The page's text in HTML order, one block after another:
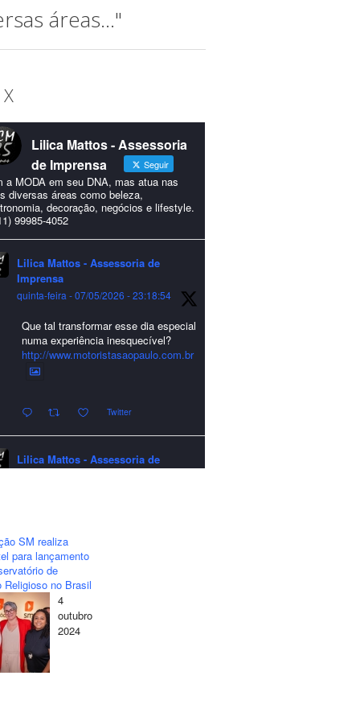
áreas..."
Lilica Mattos - Assessoria
de Imprensa
Seguir
a MODA em seu DNA, mas atua nas
diversas áreas como beleza,
decoração, negócios e lifestyle.
99985-4052
Lilica Mattos - Assessoria de
Imprensa
quinta-feira - 07/05/2026 - 23:18:54
Que tal transformar esse dia especial
numa experiência inesquecível?
http://www.motoristasaopaulo.com.br
Twitter
Lilica Mattos - Assessoria de
excelente Natal e um 2026 repleto de
conquistas e realizações para todos
clientes, jornalistas e amigos que
sempre nos acompanham!🎄✨🥂❤️
#lcmassessoria
#merrychristmas
#happynewyear
SM realiza
para lançamento
de
Religioso no Brasil
4
outubro
2024